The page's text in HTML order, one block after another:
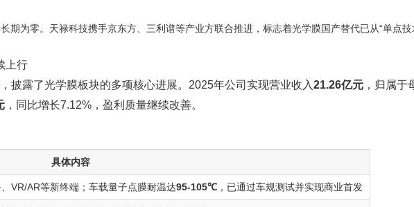
为零。天禄科技携手京东方、三利谱等产业方联合推进，标志着光学膜国产替代已从“单点技
上行
披露了光学膜板块的多项核心进展。2025年公司实现营业收入21.26亿元 ，归属
，同比增长7.12%，盈利质量继续改善。
具体内容
VR/AR等新终端；车载量子点膜耐温达95-105℃ ，已通过车规测试并实现商业首发